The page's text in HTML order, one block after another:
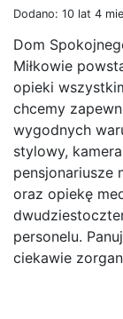
Dodano: 10 lat 4
Dom
Miłkowie
opieki
chcemy
wygodnych
stylowy,
pensjonariusze
oraz opiekę
personelu.
ciekawie